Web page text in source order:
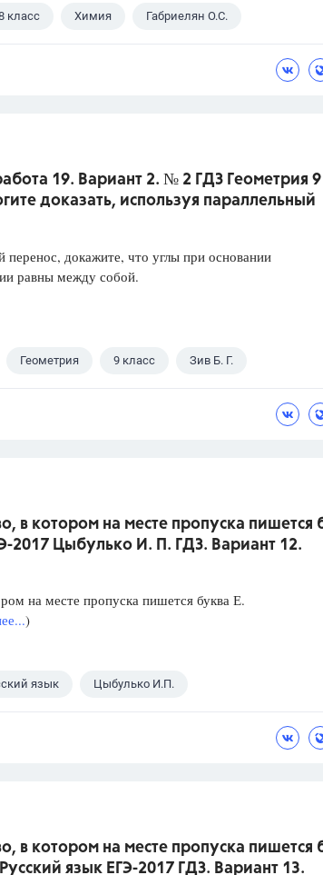
класс Химия Габриелян О.С.
19. Вариант 2. № 2 ГДЗ Геометрия 9
доказать, используя параллельный
перенос, докажите, что углы при основании
равны между собой.
Геометрия 9 класс Зив Б. Г.
в котором на месте пропуска пишется
2017 Цыбулько И. П. ГДЗ. Вариант 12.
на месте пропуска пишется буква Е.
)
язык Цыбулько И.П.
в котором на месте пропуска пишется
язык ЕГЭ-2017 ГДЗ. Вариант 13.